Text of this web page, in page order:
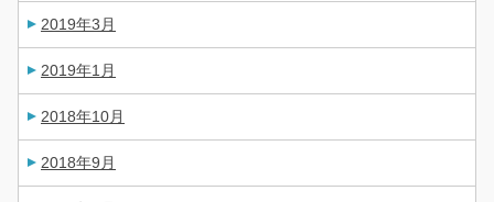
2019年3月
2019年1月
2018年10月
2018年9月